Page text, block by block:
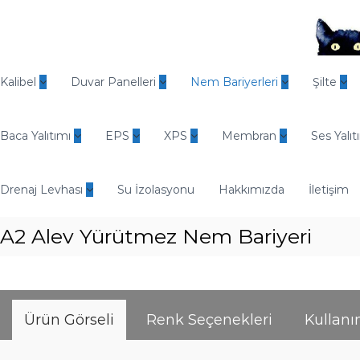
e
d
E
ü
t
y
l
Kalibel Duvar Panelleri Nem Bariyerleri Şilte
Baca Yalıtımı EPS XPS Membran Ses
Drenaj Levhası Su İzolasyonu Hakkımızda İletişim
A2 Alev Yürütmez Nem Bariyeri​
Ürün Görseli Renk Seçenekleri